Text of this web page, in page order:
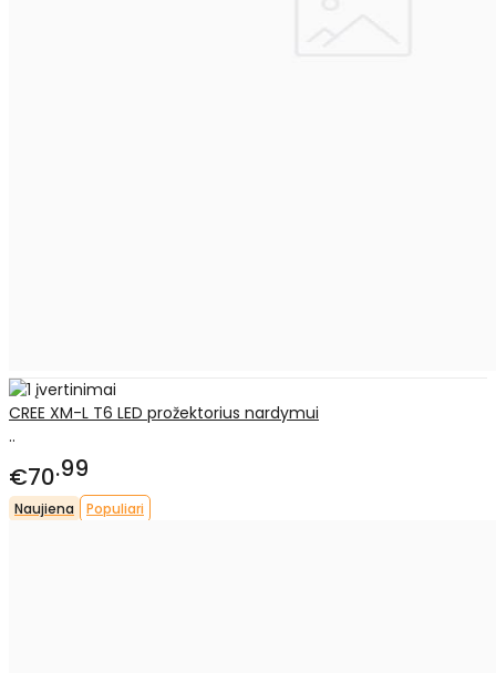
CREE XM-L T6 LED prožektorius nardymui
..
€70 99
Naujiena Populiari